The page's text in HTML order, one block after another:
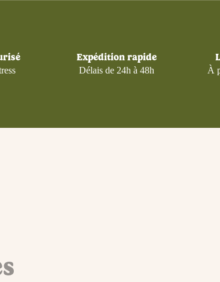
Expédition rapide
Délais de 24h à 48h À